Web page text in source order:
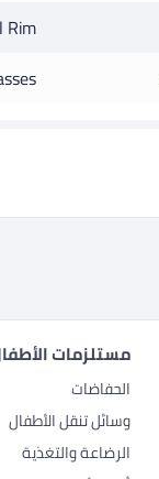
Rim
مستلزمات
الحفاضات
وسائل تنقل الأطفال
الرضاعة والتغذية